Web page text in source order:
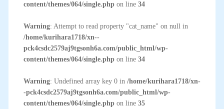
content/themes/064/single.phpon line 34
Warning: Attempt to read property "cat_name" on null in
/home/kurihara1718/xn--
pck4csdc2579aj9tgsonh6a.com/public_html/wp-
content/themes/064/single.phpon line 34
Warning: Undefined array key 0 in /home/kurihara1718/xn-
-pck4csdc2579aj9tgsonh6a.com/public_html/wp-
content/themes/064/single.phpon line 35